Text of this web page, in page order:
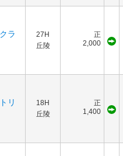
ラ
27H
丘陵
正
2,000
リ
18H
丘陵
正
1,400